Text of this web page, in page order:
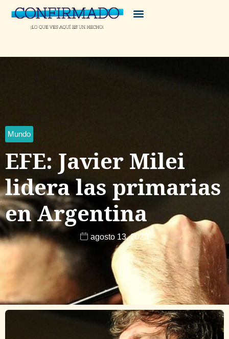
Mundo
EFE: Javier Milei
lidera las primarias
en Argentina
agosto 13, 2023